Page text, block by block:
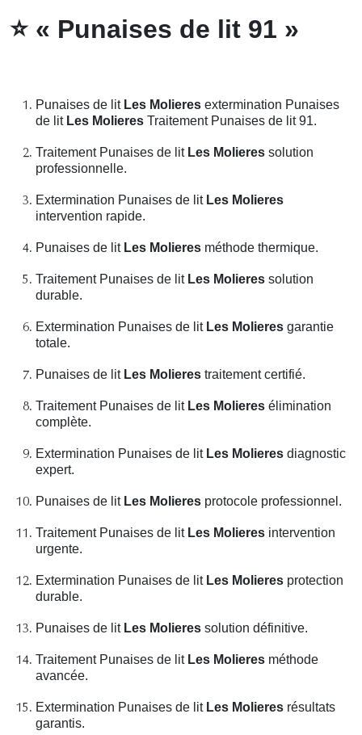
⭐« Punaises de lit 91 »
Punaises de lit Les Molieres extermination Punaises
de lit Les Molieres Traitement Punaises de lit 91.
Traitement Punaises de lit Les Molieres solution
professionnelle.
Extermination Punaises de lit Les Molieres
intervention rapide.
Punaises de lit Les Molieres méthode thermique.
Traitement Punaises de lit Les Molieres solution
durable.
Extermination Punaises de lit Les Molieres garantie
totale.
Punaises de lit Les Molieres traitement certifié.
Traitement Punaises de lit Les Molieres élimination
complète.
Extermination Punaises de lit Les Molieres diagnostic
expert.
Punaises de lit Les Molieres protocole professionnel.
Traitement Punaises de lit Les Molieres intervention
urgente.
Extermination Punaises de lit Les Molieres protection
durable.
Punaises de lit Les Molieres solution définitive.
Traitement Punaises de lit Les Molieres méthode
avancée.
Extermination Punaises de lit Les Molieres résultats
garantis.